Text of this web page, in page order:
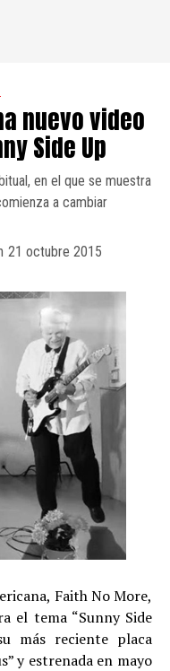
nuevo video
Side Up
en el que se muestra
a cambiar
21 octubre 2015
Faith No More,
el tema “Sunny Side
más reciente placa
y estrenada en mayo